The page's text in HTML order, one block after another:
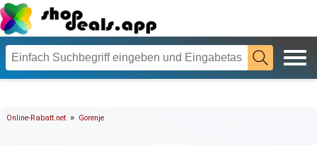
Online-Rabatt.net » Gorenje